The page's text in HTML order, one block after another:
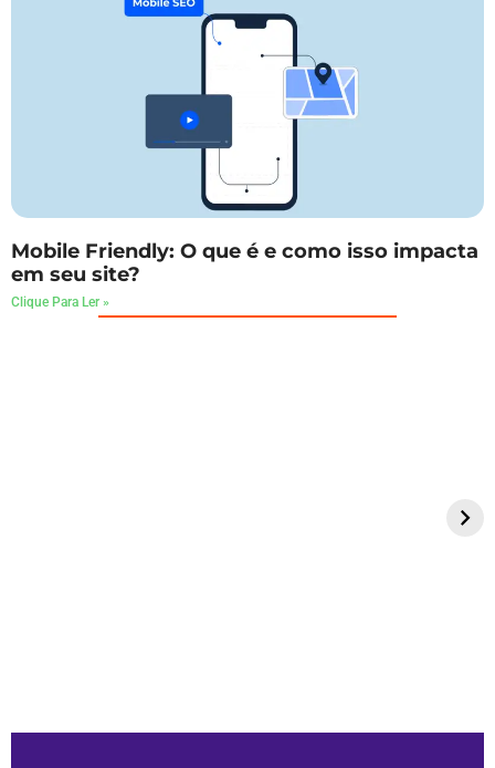
Mobile Friendly: O que é e como isso impacta
em seu site?
Clique Para Ler »